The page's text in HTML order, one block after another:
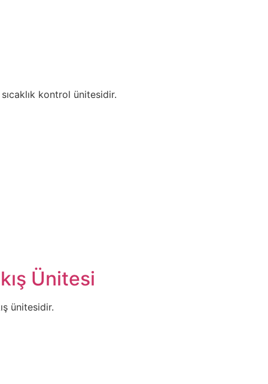
kontrol ünitesidir.
Ünitesi
ünitesidir.